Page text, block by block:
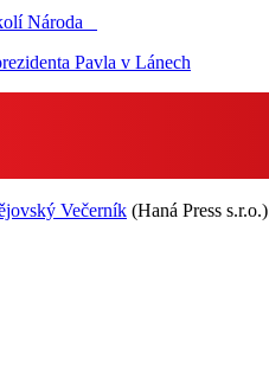
Národa
Pavla v Lánech
Večerník (Haná Press